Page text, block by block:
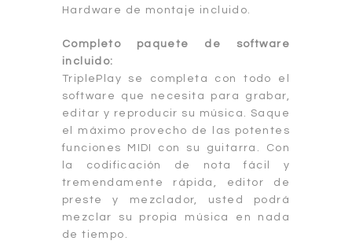
Hardware de montaje incluido.
Completo paquete de software
incluido:
TriplePlay se completa con todo el
software que necesita para grabar,
editar y reproducir su música. Saque
el máximo provecho de las potentes
funciones MIDI con su guitarra. Con
la codificación de nota fácil y
tremendamente rápida, editor de
preste y mezclador, usted podrá
mezclar su propia música en nada
de tiempo.